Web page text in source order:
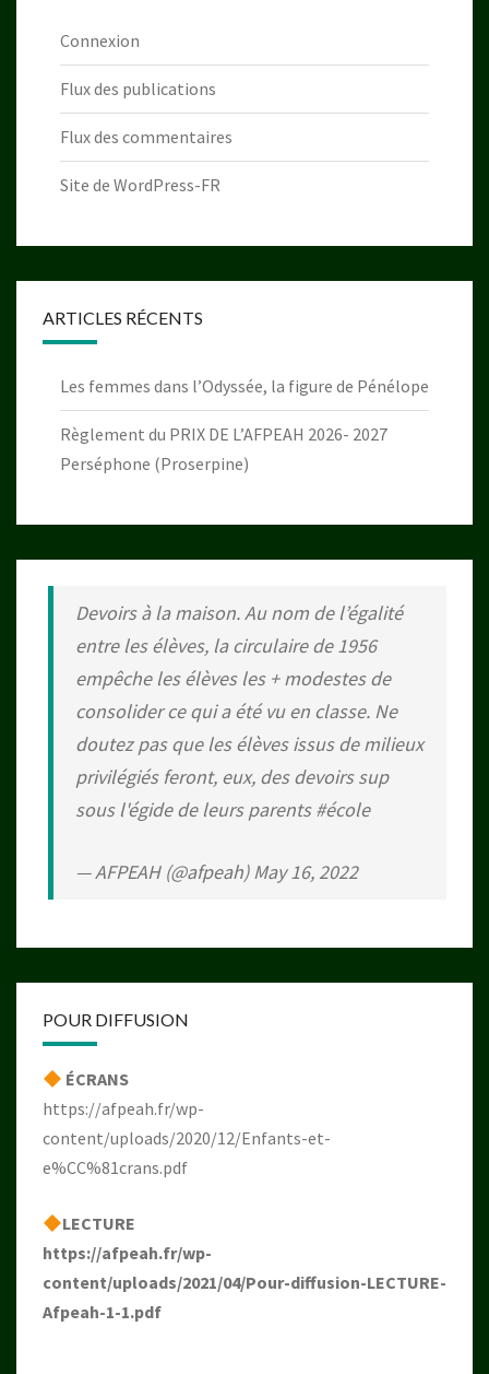
Connexion
Flux des publications
Flux des commentaires
Site de WordPress-FR
ARTICLES RÉCENTS
Les femmes dans l’Odyssée, la figure de Pénélope
Règlement du PRIX DE L’AFPEAH 2026- 2027
Perséphone (Proserpine)
Devoirs à la maison. Au nom de l’égalité
entre les élèves, la circulaire de 1956
empêche les élèves les + modestes de
consolider ce qui a été vu en classe. Ne
doutez pas que les élèves issus de milieux
privilégiés feront, eux, des devoirs sup
sous l'égide de leurs parents#école
— AFPEAH (@afpeah)May 16, 2022
POUR DIFFUSION
ÉCRANS
https://afpeah.fr/wp-
content/uploads/2020/12/Enfants-et-
e%CC%81crans.pdf
LECTURE
https://afpeah.fr/wp-
content/uploads/2021/04/Pour-diffusion-LECTURE-
Afpeah-1-1.pdf